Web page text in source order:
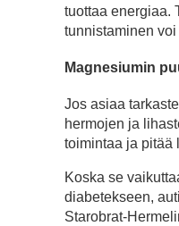
tuottaa energiaa.
tunnistaminen
Magnesiumin
Jos asiaa
hermojen ja
toimintaa ja pitää
Koska se
diabetekseen,
Starobrat-